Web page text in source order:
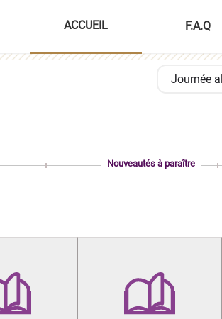
ACCUEIL F.A.Q
Journée
Nouveautés à paraître